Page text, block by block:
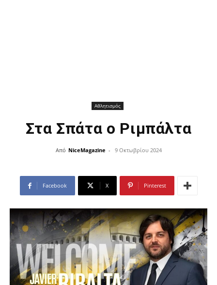
Αθλητισμός
Στα Σπάτα ο Ριμπάλτα
Από NiceMagazine - 9 Οκτωβρίου 2024
Facebook X Pinterest